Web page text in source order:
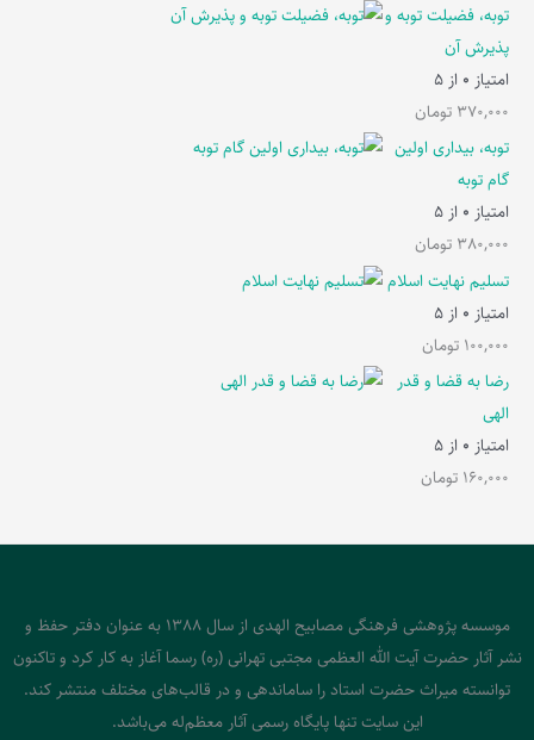
توبه، فضیلت توبه و
پذیرش آن
امتیاز 0 از 5
370,000 تومان
توبه، بیداری اولین
گام توبه
امتیاز 0 از 5
380,000 تومان
تسلیم نهایت اسلام
امتیاز 0 از 5
100,000 تومان
رضا به قضا و قدر
الهی
امتیاز 0 از 5
160,000 تومان
موسسه پژوهشی فرهنگی مصابیح الهدی از سال 1388 به عنوان دفتر حفظ و
نشر آثار حضرت آیت الله العظمی مجتبی تهرانی (ره) رسما آغاز به کار کرد و تاکنون
توانسته میراث حضرت استاد را ساماندهی و در قالب‌های مختلف منتشر کند.
این سایت تنها پایگاه رسمی آثار معظم‌له می‌باشد.